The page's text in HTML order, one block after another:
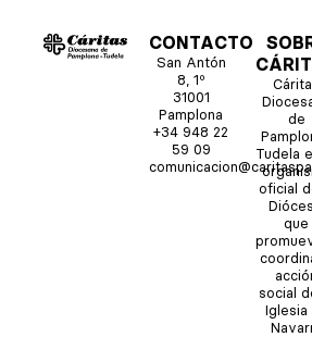
CONTACTO
San Antón
8, 1º
31001
Pamplona
+34 948 22
59 09
de
Tudela
oficial
que
social
Iglesia